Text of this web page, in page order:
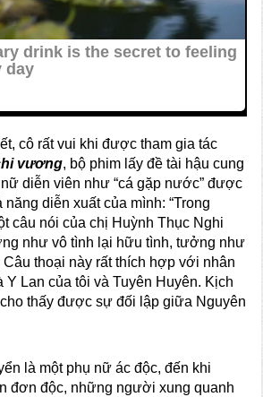
cô rất vui khi được tham gia tác
vương, bộ phim lấy đề tài hậu cung
diễn viên như “cá gặp nước” được
diễn xuất của mình: “Trong
câu nói của chị Huỳnh Thục Nghi
như vô tình lại hữu tình, tưởng như
Câu thoại này rất thích hợp với nhân
Y Lan của tôi và Tuyên Huyên. Kịch
thấy được sự đối lập giữa Nguyên
là một phụ nữ ác độc, đến khi
đơn độc, những người xung quanh